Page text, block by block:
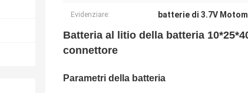
Evidenziare: batterie di 3.7V
Batteria al litio della batteria
connettore
Parametri della batteria